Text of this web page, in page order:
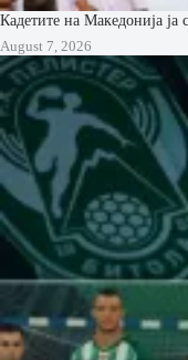
Кадетите на Македонија ја
August 7, 2026